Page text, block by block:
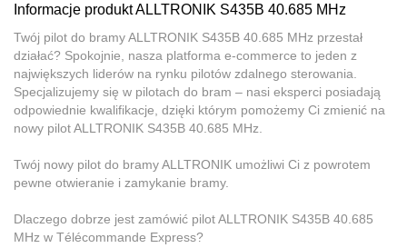
Informacje produkt ALLTRONIK S435B 40.685 MHz
Twój pilot do bramy ALLTRONIK S435B 40.685 MHz przestał
działać? Spokojnie, nasza platforma e-commerce to jeden z
największych liderów na rynku pilotów zdalnego sterowania.
Specjalizujemy się w pilotach do bram – nasi eksperci posiadają
odpowiednie kwalifikacje, dzięki którym pomożemy Ci zmienić na
nowy pilot ALLTRONIK S435B 40.685 MHz.
Twój nowy pilot do bramy ALLTRONIK umożliwi Ci z powrotem
pewne otwieranie i zamykanie bramy.
Dlaczego dobrze jest zamówić pilot ALLTRONIK S435B 40.685
MHz w Télécommande Express?